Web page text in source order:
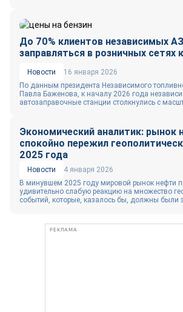
До 70% клиентов независимых
заправляться в розничных сетях
Новости
16 января 2026
По данным президента Независимого
Павла Баженова, к началу 2026 года
автозаправочные станции столкнулись с
Экономический аналитик: рынок
спокойно пережил
2025 года
Новости
4 января 2026
В минувшем 2025 году мировой рынок нефти
удивительно слабую реакцию на множество
событий, которые, казалось бы, должны были
РЕКЛАМА